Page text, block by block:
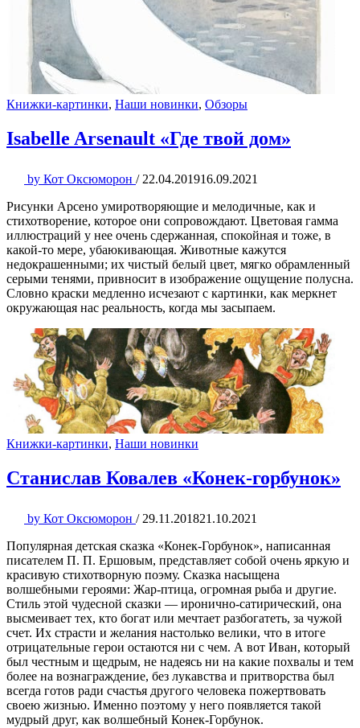
Книжки-картинки, Наши новинки, Обзоры
Isabelle Arsenault «Где твой дом»
by Кот Оксюморон / 22.04.201916.09.2021
Рисунки Арсено умиротворяющие и мелодичные, как и
стихотворение, которое они сопровождают. Цветовая гамма
иллюстраций у нее очень сдержанная, спокойная и тоже, в
какой-то мере, убаюкивающая. Животные кажутся
недокрашенными; их чистый белый цвет, мягко обрамленный
серыми тенями, привносит в изображение ощущение полусна.
Словно краски медленно исчезают с картинки, как меркнет
окружающая нас реальность, когда мы засыпаем.
Книжки-картинки, Наши новинки
Станислав Ковалев «Конек-горбунок»
by Кот Оксюморон / 29.11.201821.10.2021
Популярная детская сказка «Конек-Горбунок», написанная
писателем П. П. Ершовым, представляет собой очень яркую и
красивую стихотворную поэму. Сказка насыщена
волшебными героями: Жар-птица, огромная рыба и другие.
Стиль этой чудесной сказки — иронично-сатирический, она
высмеивает тех, кто богат или мечтает разбогатеть, за чужой
счет. Их страсти и желания настолько велики, что в итоге
отрицательные герои остаются ни с чем. А вот Иван, который
был честным и щедрым, не надеясь ни на какие похвалы и тем
более на вознаграждение, без лукавства и притворства был
всегда готов ради счастья другого человека пожертвовать
своею жизнью. Именно поэтому у него появляется такой
мудрый друг, как волшебный Конек-Горбунок.